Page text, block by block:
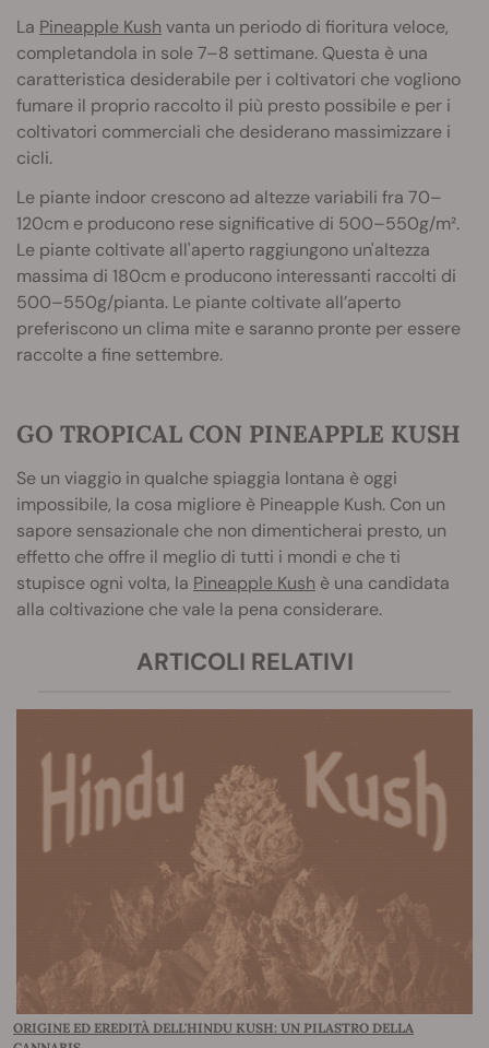
La Pineapple Kush vanta un periodo di fioritura veloce,
completandola in sole 7–8 settimane. Questa è una
caratteristica desiderabile per i coltivatori che vogliono
fumare il proprio raccolto il più presto possibile e per i
coltivatori commerciali che desiderano massimizzare i
cicli.
Le piante indoor crescono ad altezze variabili fra 70–
120cm e producono rese significative di 500–550g/m².
Le piante coltivate all'aperto raggiungono un'altezza
massima di 180cm e producono interessanti raccolti di
500–550g/pianta. Le piante coltivate all’aperto
preferiscono un clima mite e saranno pronte per essere
raccolte a fine settembre.
GO TROPICAL CON PINEAPPLE KUSH
Se un viaggio in qualche spiaggia lontana è oggi
impossibile, la cosa migliore è Pineapple Kush. Con un
sapore sensazionale che non dimenticherai presto, un
effetto che offre il meglio di tutti i mondi e che ti
stupisce ogni volta, la Pineapple Kush è una candidata
alla coltivazione che vale la pena considerare.
ARTICOLI RELATIVI
ORIGINE ED EREDITÀ DELL'HINDU KUSH: UN PILASTRO DELLA